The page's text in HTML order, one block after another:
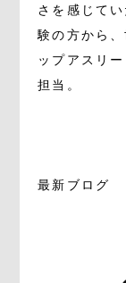
さを感じて
験の方から
ップアスリ
担当。
最新ブログ